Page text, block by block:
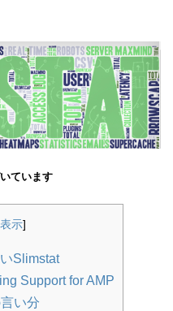
ています
示]
Slimstat
Support for AMP
い分